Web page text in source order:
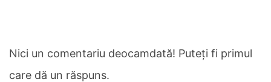
Nici un comentariu deocamdată! Puteți fi primul
care dă un răspuns.